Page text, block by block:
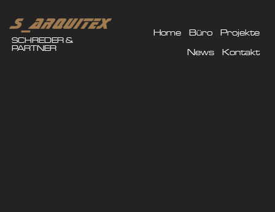
SCHREDER &
PARTNER
Home Büro Projekte
News Kontakt